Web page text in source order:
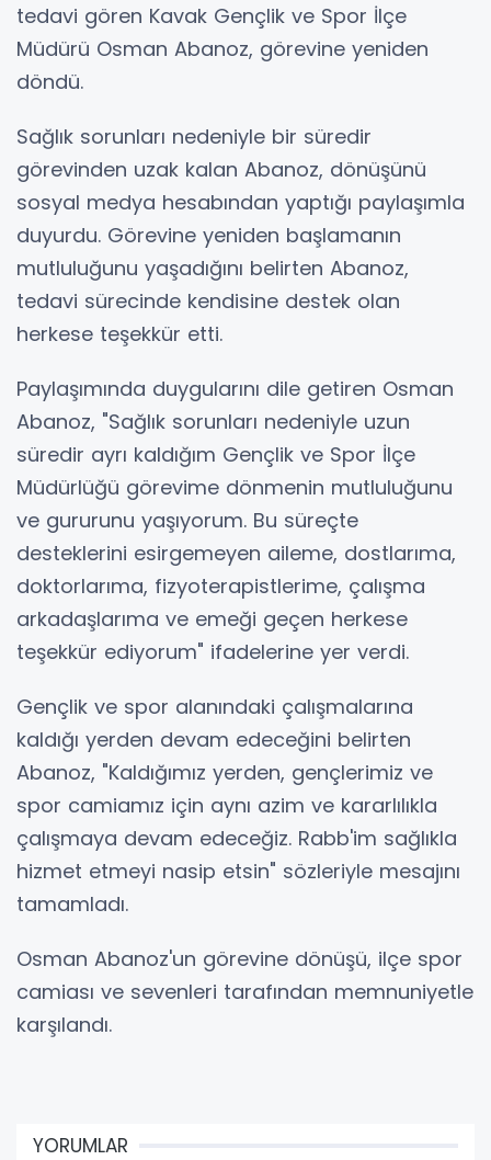
tedavi gören Kavak Gençlik ve Spor İlçe
Müdürü Osman Abanoz, görevine yeniden
döndü.
Sağlık sorunları nedeniyle bir süredir
görevinden uzak kalan Abanoz, dönüşünü
sosyal medya hesabından yaptığı paylaşımla
duyurdu. Görevine yeniden başlamanın
mutluluğunu yaşadığını belirten Abanoz,
tedavi sürecinde kendisine destek olan
herkese teşekkür etti.
Paylaşımında duygularını dile getiren Osman
Abanoz, "Sağlık sorunları nedeniyle uzun
süredir ayrı kaldığım Gençlik ve Spor İlçe
Müdürlüğü görevime dönmenin mutluluğunu
ve gururunu yaşıyorum. Bu süreçte
desteklerini esirgemeyen aileme, dostlarıma,
doktorlarıma, fizyoterapistlerime, çalışma
arkadaşlarıma ve emeği geçen herkese
teşekkür ediyorum" ifadelerine yer verdi.
Gençlik ve spor alanındaki çalışmalarına
kaldığı yerden devam edeceğini belirten
Abanoz, "Kaldığımız yerden, gençlerimiz ve
spor camiamız için aynı azim ve kararlılıkla
çalışmaya devam edeceğiz. Rabb'im sağlıkla
hizmet etmeyi nasip etsin" sözleriyle mesajını
tamamladı.
Osman Abanoz'un görevine dönüşü, ilçe spor
camiası ve sevenleri tarafından memnuniyetle
karşılandı.
YORUMLAR